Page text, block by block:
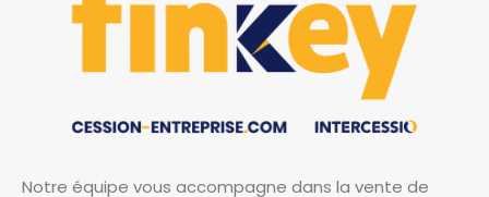
Notre équipe vous accompagne dans la vente de